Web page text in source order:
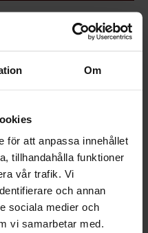
Om
för att anpassa innehållet
tillhandahålla funktioner
vår trafik. Vi
och annan
sociala medier och
vi samarbetar med.